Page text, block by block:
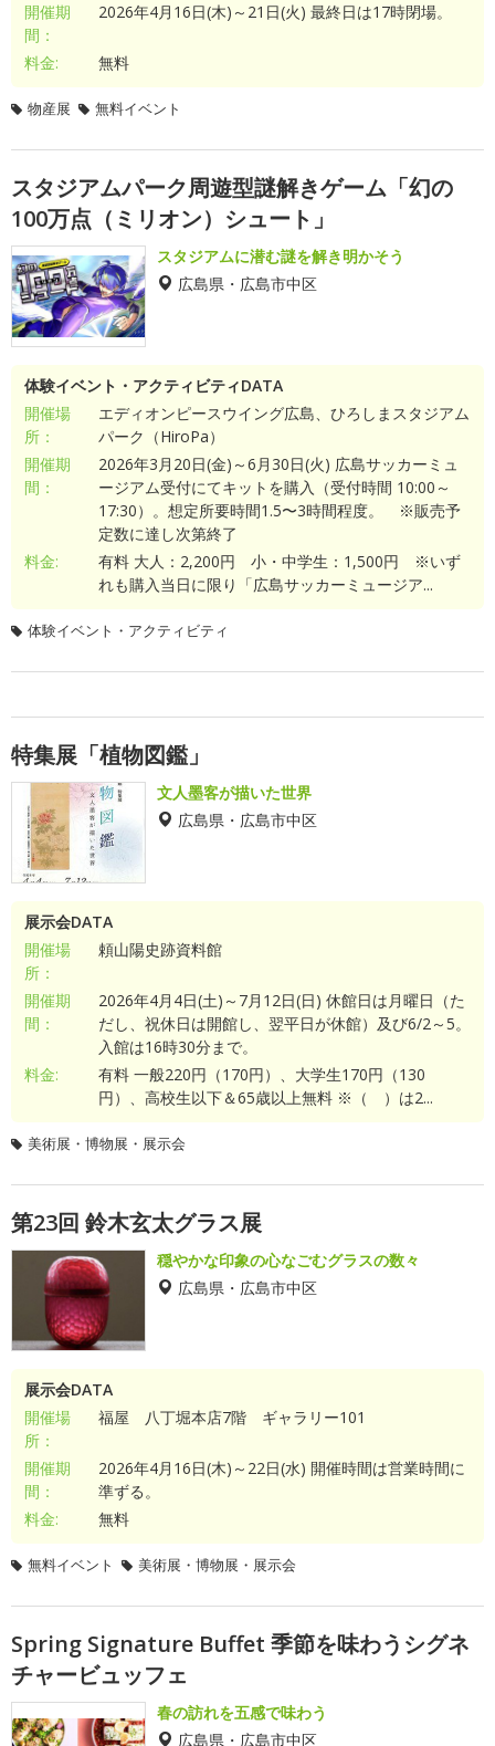
開催期
間：
2026年4月16日(木)～21日(火) 最終日は17時閉場。
料金: 無料
物産展 無料イベント
スタジアムパーク周遊型謎解きゲーム「幻の
100万点（ミリオン）シュート」
スタジアムに潜む謎を解き明かそう
広島県・広島市中区
体験イベント・アクティビティDATA
開催場
所：
エディオンピースウイング広島、ひろしまスタジアム
パーク（HiroPa）
開催期
間：
2026年3月20日(金)～6月30日(火) 広島サッカーミュ
ージアム受付にてキットを購入（受付時間 10:00～
17:30）。想定所要時間1.5〜3時間程度。 ※販売予
定数に達し次第終了
料金:
有料 大人：2,200円 小・中学生：1,500円 ※いず
れも購入当日に限り「広島サッカーミュージア...
体験イベント・アクティビティ
特集展「植物図鑑」
文人墨客が描いた世界
広島県・広島市中区
展示会DATA
開催場
所：
頼山陽史跡資料館
開催期
間：
2026年4月4日(土)～7月12日(日) 休館日は月曜日（た
だし、祝休日は開館し、翌平日が休館）及び6/2～5。
入館は16時30分まで。
料金:
有料 一般220円（170円）、大学生170円（130
円）、高校生以下＆65歳以上無料 ※（ ）は2...
美術展・博物展・展示会
第23回 鈴木玄太グラス展
穏やかな印象の心なごむグラスの数々
広島県・広島市中区
展示会DATA
開催場
所：
福屋 八丁堀本店7階 ギャラリー101
開催期
間：
2026年4月16日(木)～22日(水) 開催時間は営業時間に
準ずる。
料金:
無料
無料イベント 美術展・博物展・展示会
Spring Signature Buffet 季節を味わうシグネ
チャービュッフェ
春の訪れを五感で味わう
広島県・広島市中区